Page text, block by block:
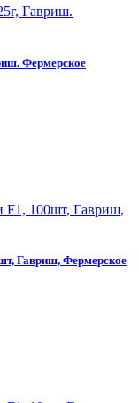
Фермерское
Гавриш, Фермерское